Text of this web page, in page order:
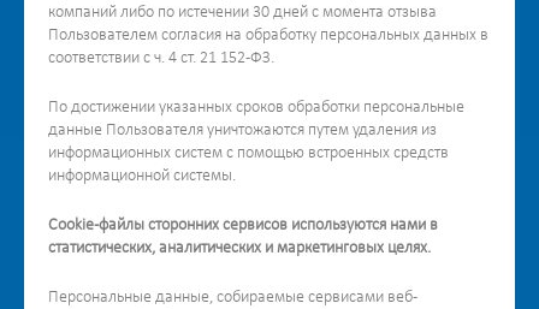
компаний либо по истечении 30 дней с момента отзыва
Пользователем согласия на обработку персональных данных в
соответствии с ч. 4 ст. 21 152-ФЗ.
По достижении указанных сроков обработки персональные
данные Пользователя уничтожаются путем удаления из
информационных систем с помощью встроенных средств
информационной системы.
Cookie-файлы сторонних сервисов используются нами в
статистических, аналитических и маркетинговых целях.
Персональные данные, собираемые сервисами веб-